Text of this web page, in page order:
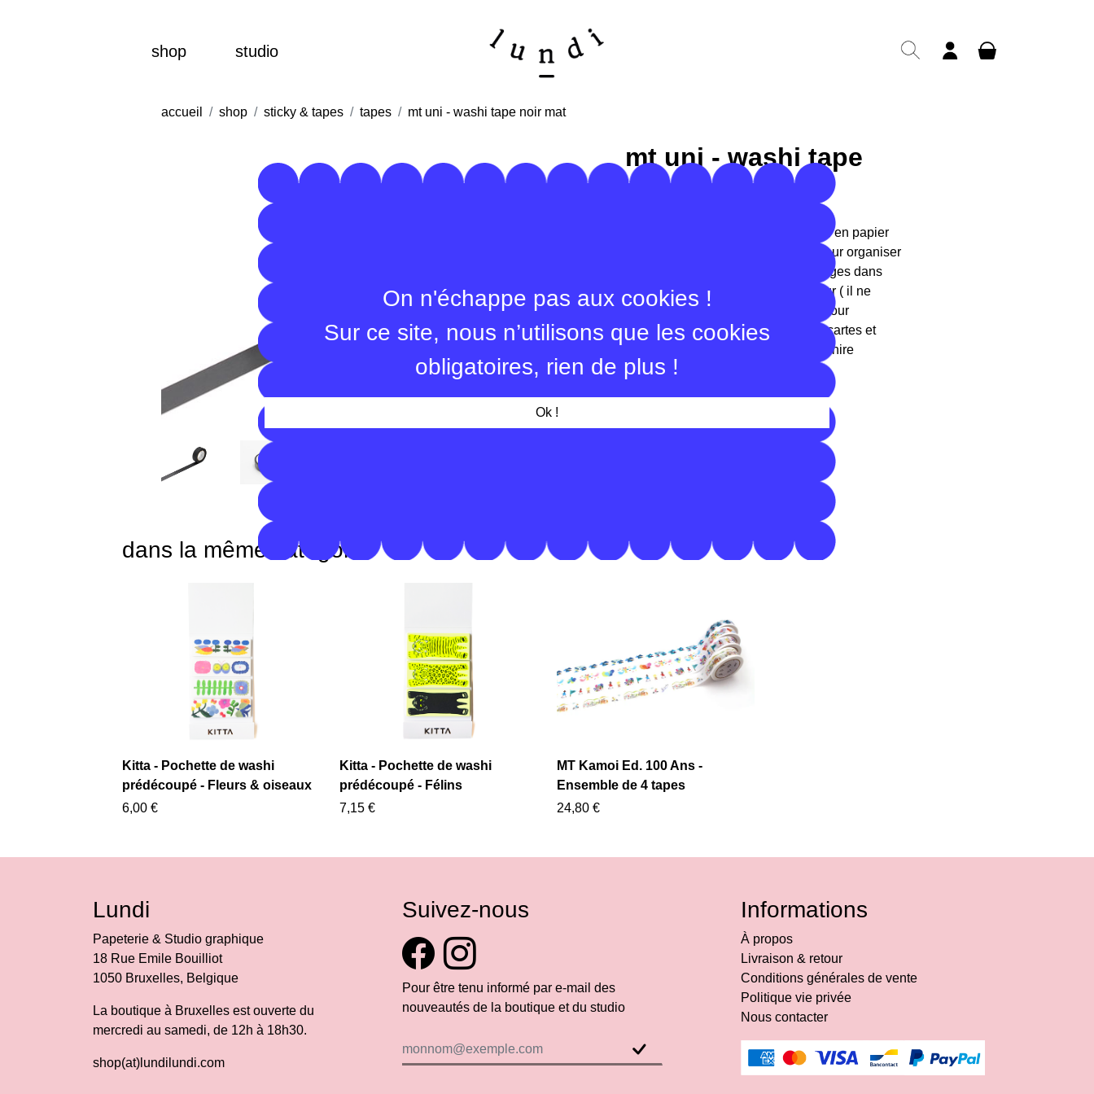
On n'échappe pas aux cookies !
Sur ce site, nous n’utilisons que les cookies
obligatoires, rien de plus !
Ok !
shop studio
accueil shop sticky & tapes tapes mt uni - washi tape noir mat
mt uni - washi tape
noir mat
Rouleau de papier adhésif décoratif en papier
de riz, fin mais solide ! Utilisez-le pour organiser
vos calendriers, pour coller des images dans
vos carnets, albums ou sur votre mur ( il ne
laisse aucune trace sur le mur) ou pour
personnaliser vos stylos, cadeaux, cartes et
autres objets du quotidien ! Il se déchire
facilement à la main.
détails
dans la même catégorie
Kitta - Pochette de washi
prédécoupé - Fleurs & oiseaux
6,00 €
Kitta - Pochette de washi
prédécoupé - Félins
7,15 €
MT Kamoi Ed. 100 Ans -
Ensemble de 4 tapes
24,80 €
Suivez-nous
Pour être tenu informé par e-mail des
nouveautés de la boutique et du studio
Lundi
Papeterie & Studio graphique
18 Rue Emile Bouilliot
1050 Bruxelles, Belgique
La boutique à Bruxelles est ouverte du
mercredi au samedi, de 12h à 18h30.
shop(at)lundilundi.com
Informations
À propos
Livraison & retour
Conditions générales de vente
Politique vie privée
Nous contacter